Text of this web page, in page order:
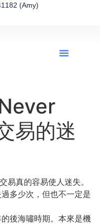
(Amy)
易的迷
易真的容易使人迷失。
多少次，但也不一定是
後海嘯時期。本來是機